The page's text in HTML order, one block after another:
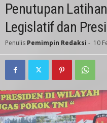
Penutupan
Legislatif dan
Penulis Pemimpin Redaksi - 10